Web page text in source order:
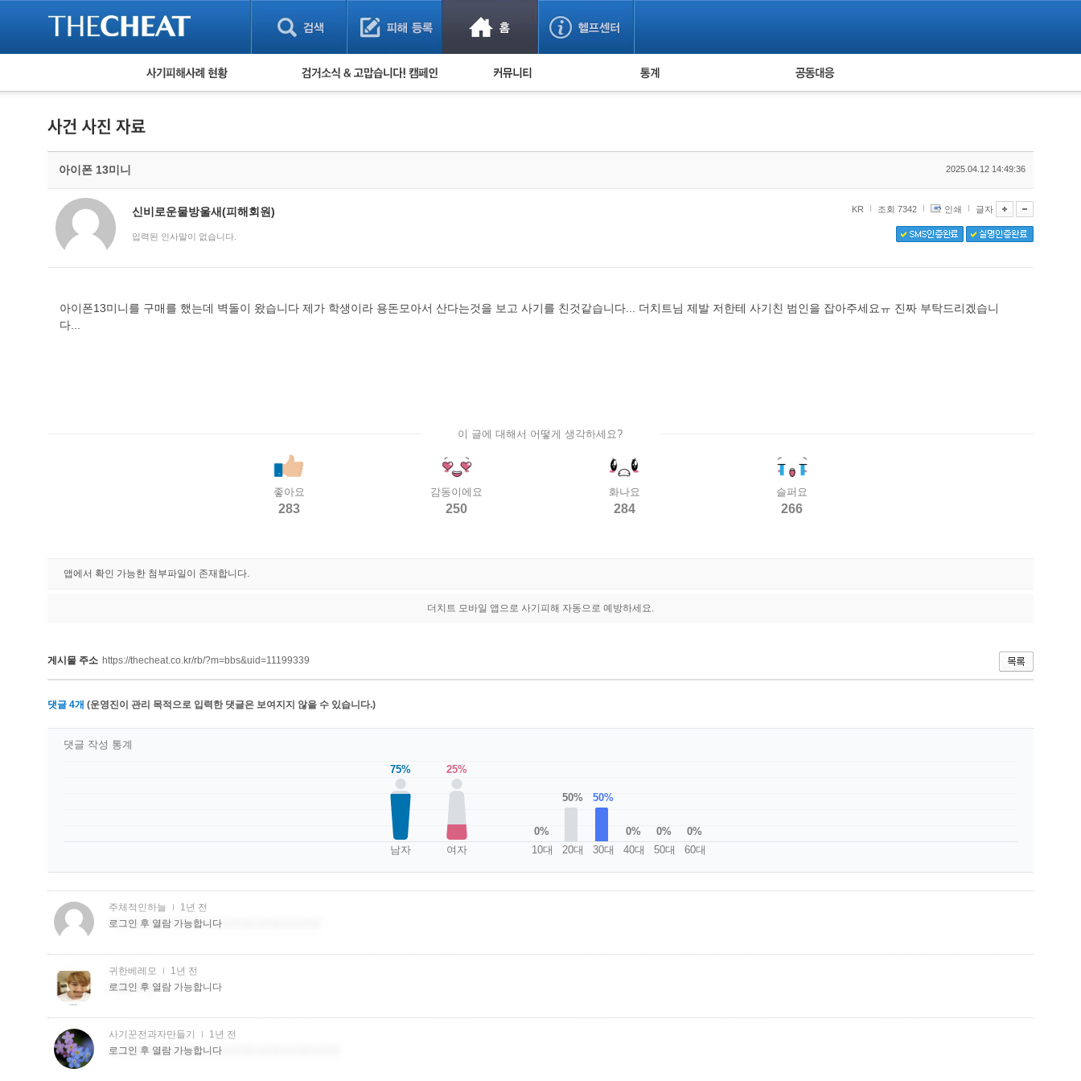
피해사례 현황
유해사이트 목록
비공개 피해사례
워킹홀리데이 피해사례
검거 소식 사기 예방했어요! 누적 피해사례 통계 피해자 공동대응
아이폰 13미니 2025.04.12 14:49:36
신비로운물방울새(피해회원)
입력된 인사말이 없습니다.
KR 조회 7342 인쇄 글자
아이폰13미니를 구매를 했는데 벽돌이 왔습니다 제가 학생이라 용돈모아서 산다는것을 보고 사기를 친것같습니다... 더치트님 제발 저한테 사기친 범인을 잡아주세요ㅠ 진짜 부탁드리겠습니
다...
이 글에 대해서 어떻게 생각하세요?
좋아요
283
감동이에요
250
화나요
284
슬퍼요
266
앱에서 확인 가능한 첨부파일이 존재합니다.
더치트 모바일 앱으로 사기피해 자동으로 예방하세요.
게시물 주소 https://thecheat.co.kr/rb/?m=bbs&uid=11199339
댓글 4개 (운영진이 관리 목적으로 입력한 댓글은 보여지지 않을 수 있습니다.)
75%
남자
25%
여자
0%
10대
50%
20대
50%
30대
0%
40대
0%
50대
0%
60대
댓글 작성 통계